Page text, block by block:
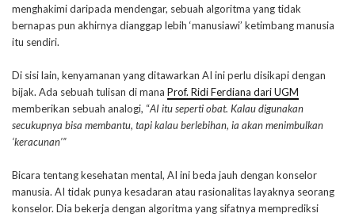
menghakimi daripada mendengar, sebuah algoritma yang tidak
bernapas pun akhirnya dianggap lebih ‘manusiawi’ ketimbang manusia
itu sendiri.
Di sisi lain, kenyamanan yang ditawarkan AI ini perlu disikapi dengan
bijak. Ada sebuah tulisan di mana Prof. Ridi Ferdiana dari UGM
memberikan sebuah analogi, “AI itu seperti obat. Kalau digunakan
secukupnya bisa membantu, tapi kalau berlebihan, ia akan menimbulkan
‘keracunan’”
Bicara tentang kesehatan mental, AI ini beda jauh dengan konselor
manusia. AI tidak punya kesadaran atau rasionalitas layaknya seorang
konselor. Dia bekerja dengan algoritma yang sifatnya memprediksi